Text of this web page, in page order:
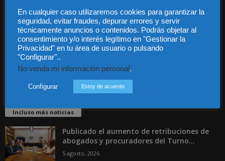
Guía Colaboradores
Contáctanos:info@diariojuridico.com
Incluso más noticias
Publicado el aumento de retribuciones de
abogados y procuradores del Turno...
5 agosto, 2026
En cualquier caso utilizaremos cookies para garantizar la
seguridad, evitar fraudes, depurar errores y servir
técnicamente anuncios o contenidos. Podrás objetar al
consentimiento y/o interés legítimo en "Gestionar la
Privacidad" en tu área de usuario o pulsando
"Configurar"..
No venda mi información personal .
Configurar Estoy de acuerdo